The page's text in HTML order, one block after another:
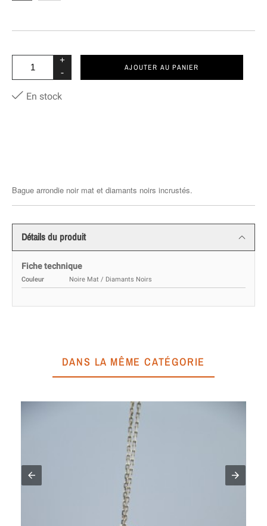
+
-
AJOUTER AU PANIER
En stock
Bague arrondie noir mat et diamants noirs incrustés.
Détails du produit
Fiche technique
Couleur Noire Mat / Diamants Noirs
DANS LA MÊME CATÉGORIE